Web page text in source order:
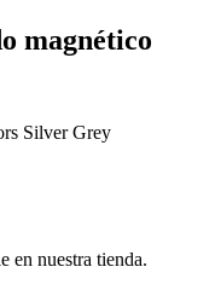
magnético
Silver Grey
en nuestra tienda.